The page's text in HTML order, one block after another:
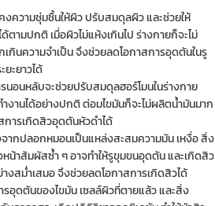
งความชุ่มชื้นให้ผิว ปรับสมดุลผิว และช่วยให้
ตามปกติ เมื่อผิวไม่แห้งเกินไป ร่างกายก็จะไม่
กินความจำเป็น จึงช่วยลดโอกาสการอุดตันในรู
ะยาวได้
นอนหลับจะช่วยปรับสมดุลฮอร์โมนในร่างกาย
งานได้อย่างปกติ ต่อมไขมันก็จะไม่ผลิตน้ำมันมาก
การเกิดสิวอุดตันหัวดำได้
จากปลอกหมอนเป็นแหล่งสะสมความมัน เหงื่อ สิ่ง
น้าสัมผัสซ้ำ ๆ อาจทำให้รูขุมขนอุดตัน และเกิดสิว
งสม่ำเสมอ จึงช่วยลดโอกาสการเกิดสิวได้
ดตันของไขมัน เซลล์ผิวที่ตายแล้ว และสิ่ง